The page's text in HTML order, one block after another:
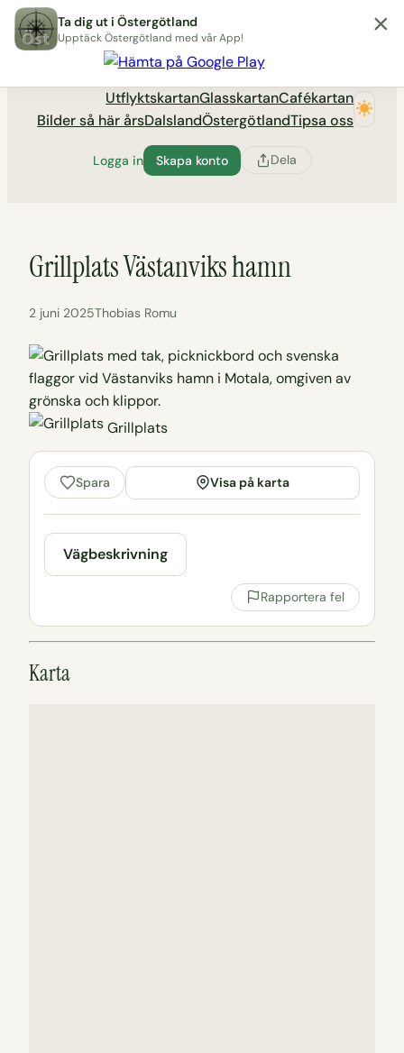
Hoppa
till
Utflyktsportalen tadigut.nu
UtflyktskartanGlasskartanCafékartan
Bilder så här årsDalslandÖstergötlandTipsa oss
Logga in Skapa konto Dela
Grillplats Västanviks hamn
2 juni 2025Thobias Romu
Grillplats
Spara Visa på karta
Vägbeskrivning
Rapportera fel
Karta
Ta dig ut i Östergötland
Upptäck Östergötland med vår App! ×